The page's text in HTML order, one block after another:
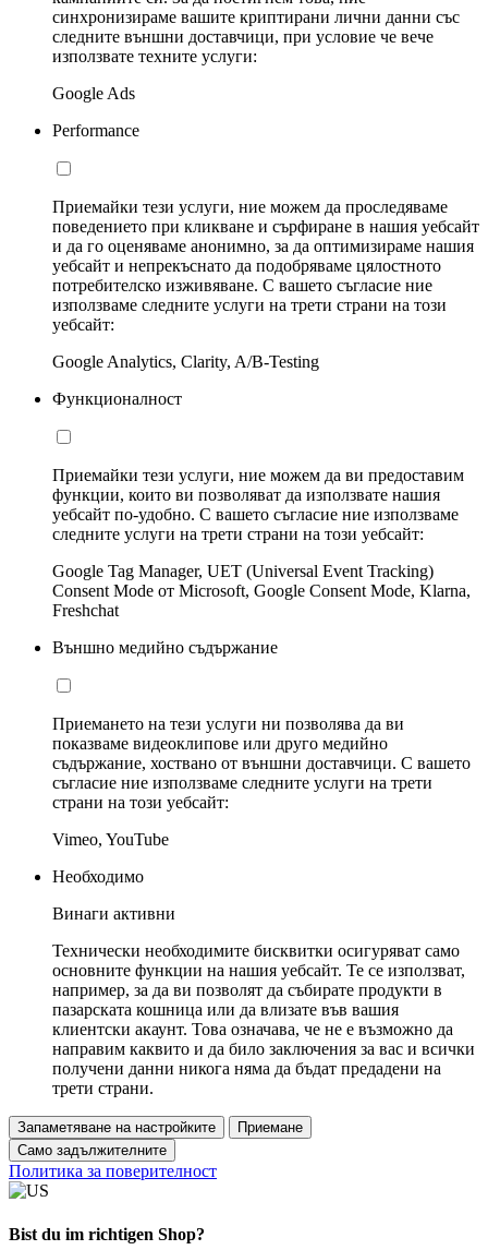
синхронизираме вашите криптирани лични данни със
следните външни доставчици, при условие че вече
използвате техните услуги:
Google Ads
Performance
Приемайки тези услуги, ние можем да проследяваме
поведението при кликване и сърфиране в нашия уебсайт
и да го оценяваме анонимно, за да оптимизираме нашия
уебсайт и непрекъснато да подобряваме цялостното
потребителско изживяване. С вашето съгласие ние
използваме следните услуги на трети страни на този
уебсайт:
Google Analytics, Clarity, A/B-Testing
Функционалност
Приемайки тези услуги, ние можем да ви предоставим
функции, които ви позволяват да използвате нашия
уебсайт по-удобно. С вашето съгласие ние използваме
следните услуги на трети страни на този уебсайт:
Google Tag Manager, UET (Universal Event Tracking)
Consent Mode от Microsoft, Google Consent Mode, Klarna,
Freshchat
Външно медийно съдържание
Приемането на тези услуги ни позволява да ви
показваме видеоклипове или друго медийно
съдържание, хоствано от външни доставчици. С вашето
съгласие ние използваме следните услуги на трети
страни на този уебсайт:
Vimeo, YouTube
Необходимо
Винаги активни
Технически необходимите бисквитки осигуряват само
основните функции на нашия уебсайт. Те се използват,
например, за да ви позволят да събирате продукти в
пазарската кошница или да влизате във вашия
клиентски акаунт. Това означава, че не е възможно да
направим каквито и да било заключения за вас и всички
получени данни никога няма да бъдат предадени на
трети страни.
Запаметяване на настройките
Приемане
Само задължителните
Политика за поверителност
Bist du im richtigen Shop?